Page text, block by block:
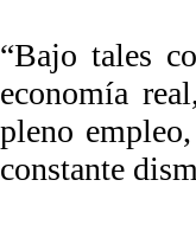
“Bajo tales
economía
pleno
constante